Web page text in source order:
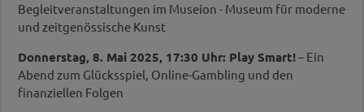
Begleitveranstaltungen im Museion - Museum für moderne
und zeitgenössische Kunst
Donnerstag, 8. Mai 2025, 17:30 Uhr: Play Smart!– Ein
Abend zum Glücksspiel, Online-Gambling und den
finanziellen Folgen